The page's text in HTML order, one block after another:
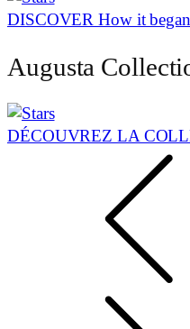
DISCOVER How it began
Augusta
DÉCOUVREZ LA